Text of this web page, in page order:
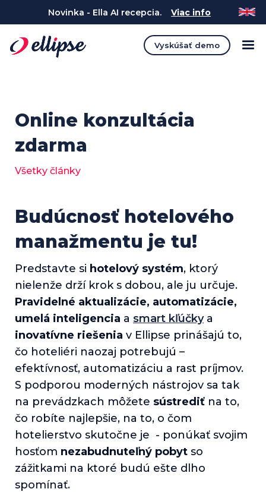
Novinka - Ella AI recepcia. Viac info
Vyskúšať demo
Online konzultácia
zdarma
Všetky články
Budúcnosť hotelového
manažmentu je tu!
Predstavte si hotelový systém, ktorý
nielenže drží krok s dobou, ale ju určuje.
Pravidelné aktualizácie, automatizácie,
umelá inteligencia a smart kľúčkya
inovatívne riešenia v Ellipse prinášajú to,
čo hoteliéri naozaj potrebujú –
efektívnosť, automatizáciu a rast príjmov.
S podporou moderných nástrojov sa tak
na prevádzkach môžete sústrediť na to,
čo robíte najlepšie, na to, o čom
hotelierstvo skutočne je - ponúkať svojim
hosťom nezabudnuteľný pobyt so
zážitkami na ktoré budú ešte dlho
spomínať.